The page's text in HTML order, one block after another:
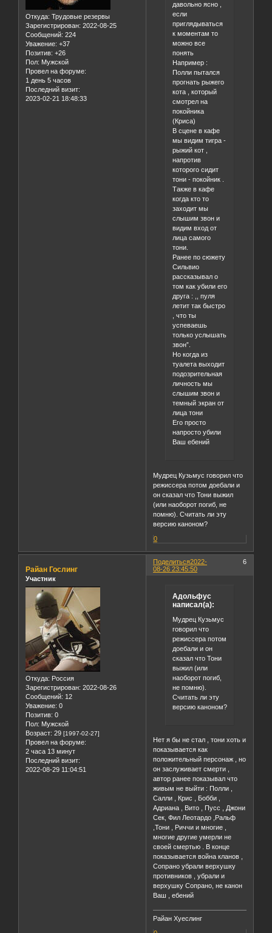
Откуда: Трудовые резервы
Зарегистрирован: 2022-08-25
Сообщений: 224
Уважение: +37
Позитив: +26
Пол: Мужской
Провел на форуме:
1 день 5 часов
Последний визит:
2023-02-21 18:48:33
давольно ясно ,
если
приглядываться
к моментам то
можно все
понять
Например :
Полли пытался
прогнать рыжего
кота , который
смотрел на
покойника
(Криса)
В сцене в кафе
мы видим тигра -
рыжий кот ,
напротив
которого сидит
тони - покойник .
Также в кафе
когда кто то
заходит мы
слышим звон и
видим вход от
лица самого
тони.
Ранее по сюжету
Сильвио
рассказывал о
том как убили его
друга : ,, пуля
летит так быстро
, что ты
успеваешь
только услышать
звон”.
Но когда из
туалета выходит
подозрительная
личность мы
слышим звон и
темный экран от
лица тони
Его просто
напросто убили
Ваш ебений
Мудрец Кузьмус говорил что
режиссера потом доебали и
он сказал что Тони выжил
(или наоборот погиб, не
помню). Считать ли эту
версию каноном?
0
Поделиться 6
2022-
08-26 23:45:50
Райан Гослинг
Участник
Откуда: Россия
Зарегистрирован: 2022-08-26
Сообщений: 12
Уважение: 0
Позитив: 0
Пол: Мужской
Возраст: 29 [1997-02-27]
Провел на форуме:
2 часа 13 минут
Последний визит:
2022-08-29 11:04:51
Адольфус
написал(а):
Мудрец Кузьмус
говорил что
режиссера потом
доебали и он
сказал что Тони
выжил (или
наоборот погиб,
не помню).
Считать ли эту
версию каноном?
Нет я бы не стал , тони хоть и
показывается как
положительный персонаж , но
он заслуживает смерти ,
автор ранее показывал что
живым не выйти : Полли ,
Салли , Крис , Бобби ,
Адриана , Вито , Пусс , Джони
Сек, Фил Леотардо ,Ральф
,Тони , Риччи и многие ,
многие другие умерли не
своей смертью . В конце
показывается война кланов ,
Сопрано убрали верхушку
противников , убрали и
верхушку Сопрано, не канон
Ваш , ебений
Райан Хуеслинг